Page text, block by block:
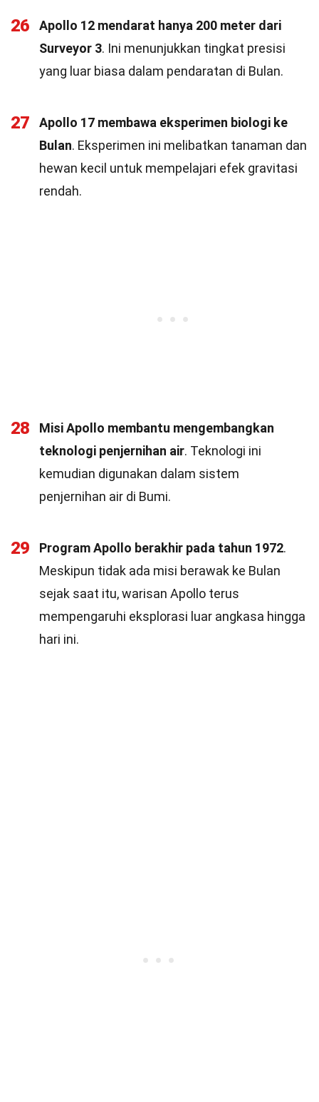
26
Apollo 12 mendarat hanya 200 meter dari
Surveyor 3. Ini menunjukkan tingkat presisi
yang luar biasa dalam pendaratan di Bulan.
27
Apollo 17 membawa eksperimen biologi ke
Bulan. Eksperimen ini melibatkan tanaman dan
hewan kecil untuk mempelajari efek gravitasi
rendah.
28
Misi Apollo membantu mengembangkan
teknologi penjernihan air. Teknologi ini
kemudian digunakan dalam sistem
penjernihan air di Bumi.
29 Program Apollo berakhir pada tahun 1972.
Meskipun tidak ada misi berawak ke Bulan
sejak saat itu, warisan Apollo terus
mempengaruhi eksplorasi luar angkasa hingga
hari ini.